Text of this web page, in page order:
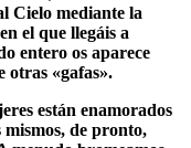
Cielo mediante la
el que llegáis a
entero os aparece
otras «gafas».
están enamorados
de pronto,